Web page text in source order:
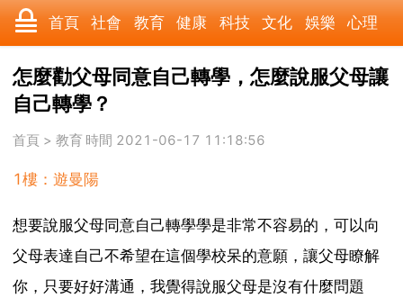
首頁 社會 教育 健康 科技 文化 娛樂 心理
數碼 汽車 遊戲 美食 時尚 家居 財經 旅遊
育兒 科學
怎麼勸父母同意自己轉學，怎麼說服父母讓
自己轉學？
首頁 > 教育 時間 2021-06-17 11:18:56
1樓：遊曼陽
想要說服父母同意自己轉學學是非常不容易的，可以向
父母表達自己不希望在這個學校呆的意願，讓父母瞭解
你，只要好好溝通，我覺得說服父母是沒有什麼問題